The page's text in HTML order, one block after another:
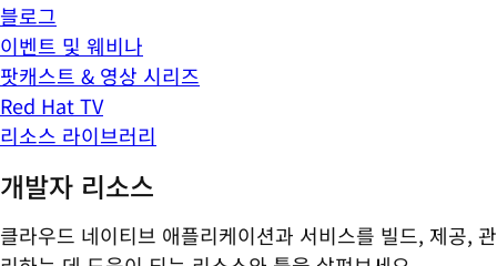
블로그
이벤트 및 웨비나
팟캐스트 & 영상 시리즈
Red Hat TV
리소스 라이브러리
개발자 리소스
클라우드 네이티브 애플리케이션과 서비스를 빌드, 제공, 관